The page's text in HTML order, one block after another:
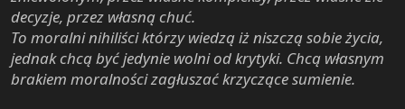
decyzje, przez własną chuć.
To moralni nihiliści którzy wiedzą iż niszczą sobie życia,
jednak chcą być jedynie wolni od krytyki. Chcą własnym
brakiem moralności zagłuszać krzyczące sumienie.